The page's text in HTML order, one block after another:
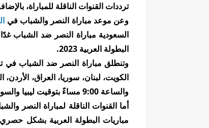
ترددات القنوات الناقلة للمباراة،
وعن موعد مباراة النصر والشباب في
البطولة العربية 2023.
والساعة 9:00 مساءً بتوقيت ليبيا والسودان، والساعة 8:00 مساءً بتوقيت تونس والجزائر، المغرب.
أماالقنوات الناقلة لمباراة النصر
مباريات البطولة العربية بشكل